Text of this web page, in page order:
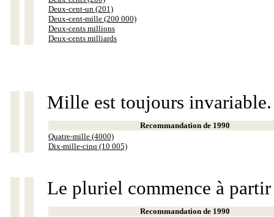
Deux-cent-un (201)
Deux-cent-mille (200 000)
Deux-cents millions
Deux-cents milliards
Mille est toujours invariable.
Recommandation de 1990
Quatre-mille (4000)
Dix-mille-cinq (10 005)
Le pluriel commence à
Recommandation de 1990